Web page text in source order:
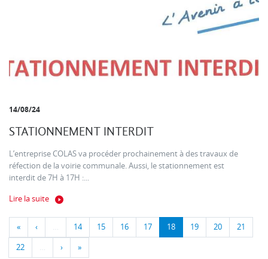
14/08/24
STATIONNEMENT INTERDIT
L’entreprise COLAS va procéder prochainement à des travaux de
réfection de la voirie communale. Aussi, le stationnement est
interdit de 7H à 17H :...
Lire la suite
« ‹ … 14 15 16 17 18 19 20 21
22 … › »